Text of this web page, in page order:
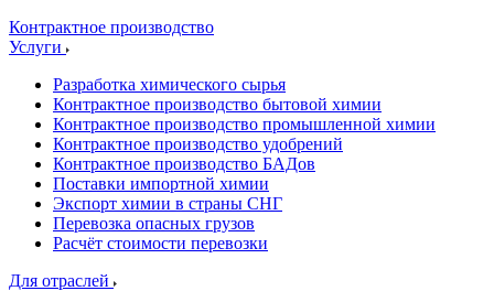
Контрактное производство
Услуги
Разработка химического сырья
Контрактное производство бытовой химии
Контрактное производство промышленной химии
Контрактное производство удобрений
Контрактное производство БАДов
Поставки импортной химии
Экспорт химии в страны СНГ
Перевозка опасных грузов
Расчёт стоимости перевозки
Для отраслей